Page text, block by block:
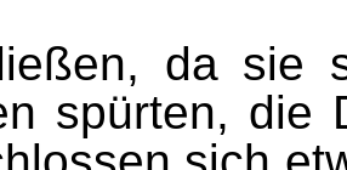
da sie
spürten, die